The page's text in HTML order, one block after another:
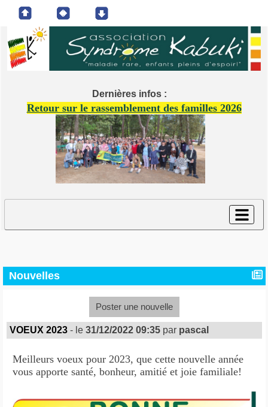
Dernières infos :
Retour sur le rassemblement des familles 2026
Nouvelles
Poster une nouvelle
VOEUX 2023 - le 31/12/2022 09:35par pascal
Meilleurs voeux pour 2023, que cette nouvelle année
vous apporte santé, bonheur, amitié et joie familiale!